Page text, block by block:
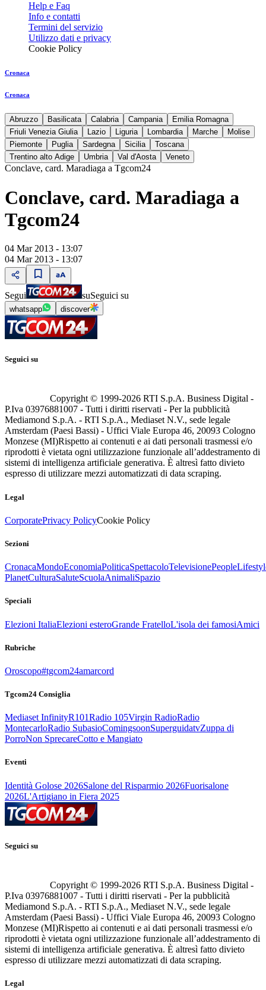
Help e Faq
Info e contatti
Termini del servizio
Utilizzo dati e privacy
Cookie Policy
Cronaca
Cronaca
Abruzzo Basilicata Calabria Campania
Emilia Romagna
Friuli Venezia Giulia
Lazio Liguria Lombardia Marche
Molise
Piemonte
Puglia Sardegna Sicilia
Toscana
Trentino alto Adige
Umbria Val d'Aosta Veneto
Conclave, card. Maradiaga a Tgcom24
Conclave, card. Maradiaga a
Tgcom24
04 Mar 2013 - 13:07
04 Mar 2013 - 13:07
Segui suSeguici su
whatsapp discover
Seguici su
Copyright © 1999-2026 RTI S.p.A. Business Digital -
P.Iva 03976881007 - Tutti i diritti riservati - Per la pubblicità
Mediamond S.p.A. - RTI S.p.A., Mediaset N.V., sede legale
Amsterdam (Paesi Bassi) - Uffici Viale Europa 46, 20093 Cologno
Monzese (MI)Rispetto ai contenuti e ai dati personali trasmessi e/o
riprodotti è vietata ogni utilizzazione funzionale all’addestramento di
sistemi di intelligenza artificiale generativa. È altresì fatto divieto
espresso di utilizzare mezzi automatizzati di data scraping.
Legal
CorporatePrivacy PolicyCookie Policy
Sezioni
CronacaMondoEconomiaPoliticaSpettacoloTelevisionePeople
PlanetCulturaSaluteScuolaAnimaliSpazio
Speciali
Elezioni ItaliaElezioni esteroGrande FratelloL'isola dei famosiAmici
Rubriche
Oroscopo#tgcom24amarcord
Tgcom24 Consiglia
Mediaset InfinityR101Radio 105Virgin RadioRadio
MontecarloRadio SubasioComingsoonSuperguidatvZuppa di
PorroNon SprecareCotto e Mangiato
Eventi
Identità Golose 2026Salone del Risparmio 2026Fuorisalone
2026L'Artigiano in Fiera 2025
Seguici su
Copyright © 1999-2026 RTI S.p.A. Business Digital -
P.Iva 03976881007 - Tutti i diritti riservati - Per la pubblicità
Mediamond S.p.A. - RTI S.p.A., Mediaset N.V., sede legale
Amsterdam (Paesi Bassi) - Uffici Viale Europa 46, 20093 Cologno
Monzese (MI)Rispetto ai contenuti e ai dati personali trasmessi e/o
riprodotti è vietata ogni utilizzazione funzionale all’addestramento di
sistemi di intelligenza artificiale generativa. È altresì fatto divieto
espresso di utilizzare mezzi automatizzati di data scraping.
Legal